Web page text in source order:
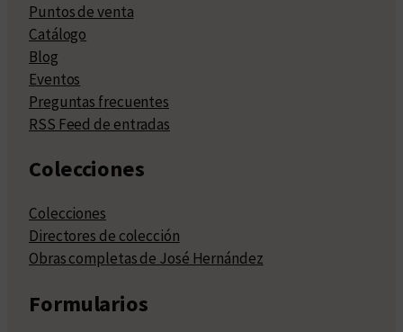
Puntos de venta
Catálogo
Blog
Eventos
Preguntas frecuentes
RSS Feed de entradas
Colecciones
Colecciones
Directores de colección
Obras completas de José Hernández
Formularios